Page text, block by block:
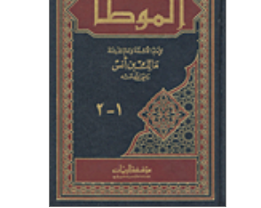
العناية
بالأسنان
الحمية
والتغذية
أدوات
المائدة
الأوعية
والتخزين
أدوات
المطبخ
الأكثر
العودة
للمدارس
اكسسوارات
اكسسوارات
منزلية
بنود
مختارة
اشتراكات
كل
الاشتراكات
صندوق
متقدم